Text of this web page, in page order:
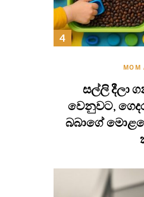
MOM
සල්ලි දීලා
වෙනුවට,
බබාගේ